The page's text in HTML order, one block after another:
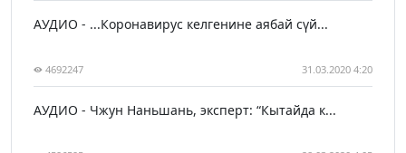
АУДИО - ...Коронавирус келгенине аябай сүй...
4692247 31.03.2020 4:20
АУДИО - Чжун Наньшань, эксперт: “Кытайда к...